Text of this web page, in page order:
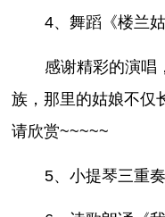
4、舞蹈《楼兰姑
感谢精彩的演唱
族，那里的姑娘不仅
请欣赏~~~~~
5、小提琴三重